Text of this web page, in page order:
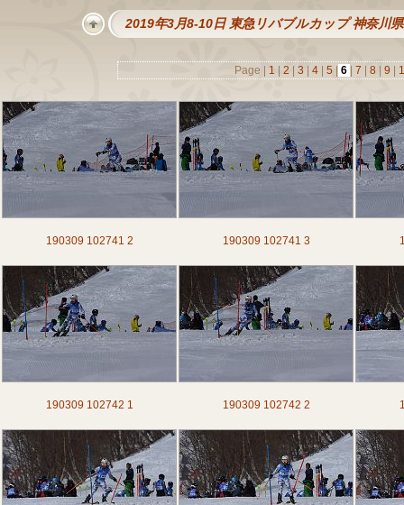
2019年3月8-10日 東急リバブルカップ 神奈川
Page | 1 2 3 4 5 6 7 8 9
190309 102741 2 190309 102741 3
190309 102742 1 190309 102742 2